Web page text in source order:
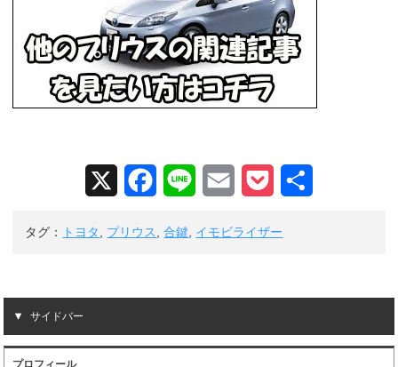
o t
タグ： トヨタ プリウス ,合鍵 イモビライザー
サイドバー
プロフィール